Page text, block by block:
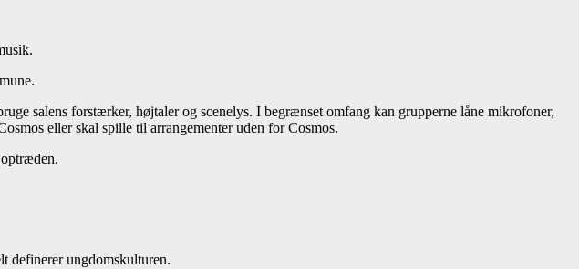
salens forstærker, højtaler og scenelys. I begrænset omfang kan grupperne låne mikrofoner,
eller skal spille til arrangementer uden for Cosmos.
definerer ungdomskulturen.